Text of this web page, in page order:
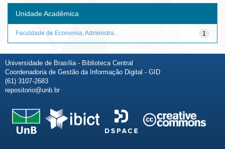
Unidade Acadêmica
1
Faculdade de Economia, Administra...
Universidade de Brasília - Biblioteca Central
Coordenadoria de Gestão da Informação Digital - GID
(61) 3107-2683
repositorio@unb.br